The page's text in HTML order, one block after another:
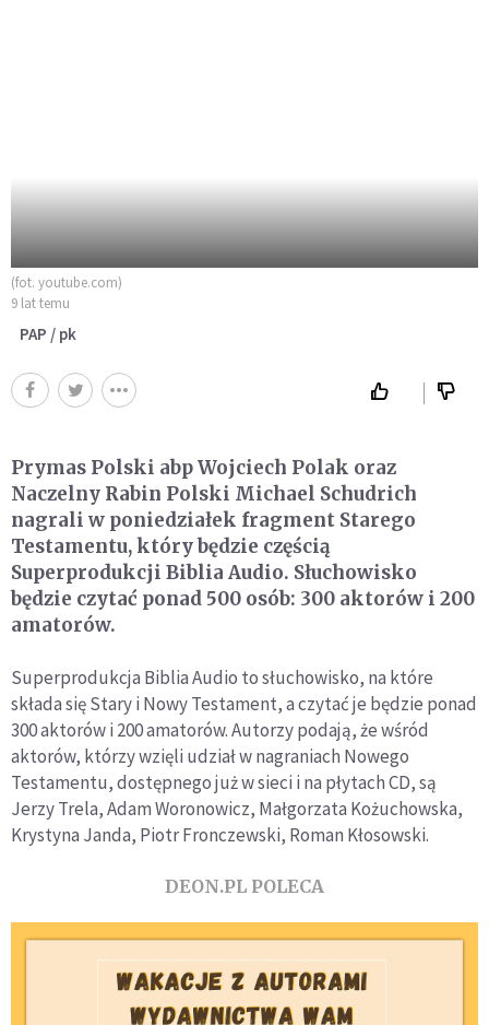
(fot. youtube.com)
9 lat temu
PAP / pk
Prymas Polski abp Wojciech Polak oraz
Naczelny Rabin Polski Michael Schudrich
nagrali w poniedziałek fragment Starego
Testamentu, który będzie częścią
Superprodukcji Biblia Audio. Słuchowisko
będzie czytać ponad 500 osób: 300 aktorów i 200
amatorów.
Superprodukcja Biblia Audio to słuchowisko, na które
składa się Stary i Nowy Testament, a czytać je będzie ponad
300 aktorów i 200 amatorów. Autorzy podają, że wśród
aktorów, którzy wzięli udział w nagraniach Nowego
Testamentu, dostępnego już w sieci i na płytach CD, są
Jerzy Trela, Adam Woronowicz, Małgorzata Kożuchowska,
Krystyna Janda, Piotr Fronczewski, Roman Kłosowski.
DEON.PL POLECA